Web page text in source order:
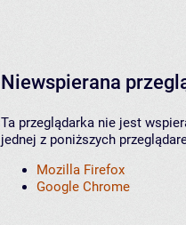
Niewspierana
Ta przeglądarka nie jest
jednej z poniższych
Mozilla Firefox
Google Chrome